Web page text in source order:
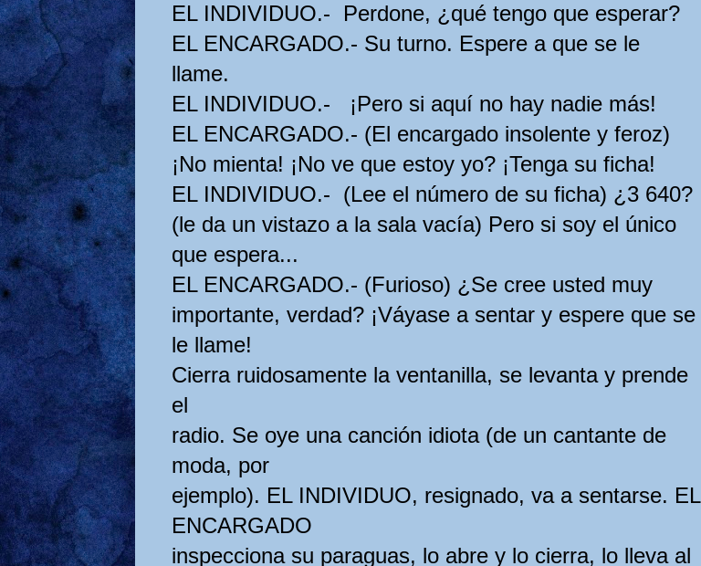
EL INDIVIDUO.- Perdone, ¿qué tengo que esperar?
EL ENCARGADO.- Su turno. Espere a que se le
llame.
EL INDIVIDUO.- ¡Pero si aquí no hay nadie más!
EL ENCARGADO.- (El encargado insolente y feroz)
¡No mienta! ¡No ve que estoy yo? ¡Tenga su ficha!
EL INDIVIDUO.- (Lee el número de su ficha) ¿3 640?
(le da un vistazo a la sala vacía) Pero si soy el único
que espera...
EL ENCARGADO.- (Furioso) ¿Se cree usted muy
importante, verdad? ¡Váyase a sentar y espere que se
le llame!
Cierra ruidosamente la ventanilla, se levanta y prende
el
radio. Se oye una canción idiota (de un cantante de
moda, por
ejemplo). EL INDIVIDUO, resignado, va a sentarse. EL
ENCARGADO
inspecciona su paraguas, lo abre y lo cierra, lo lleva al